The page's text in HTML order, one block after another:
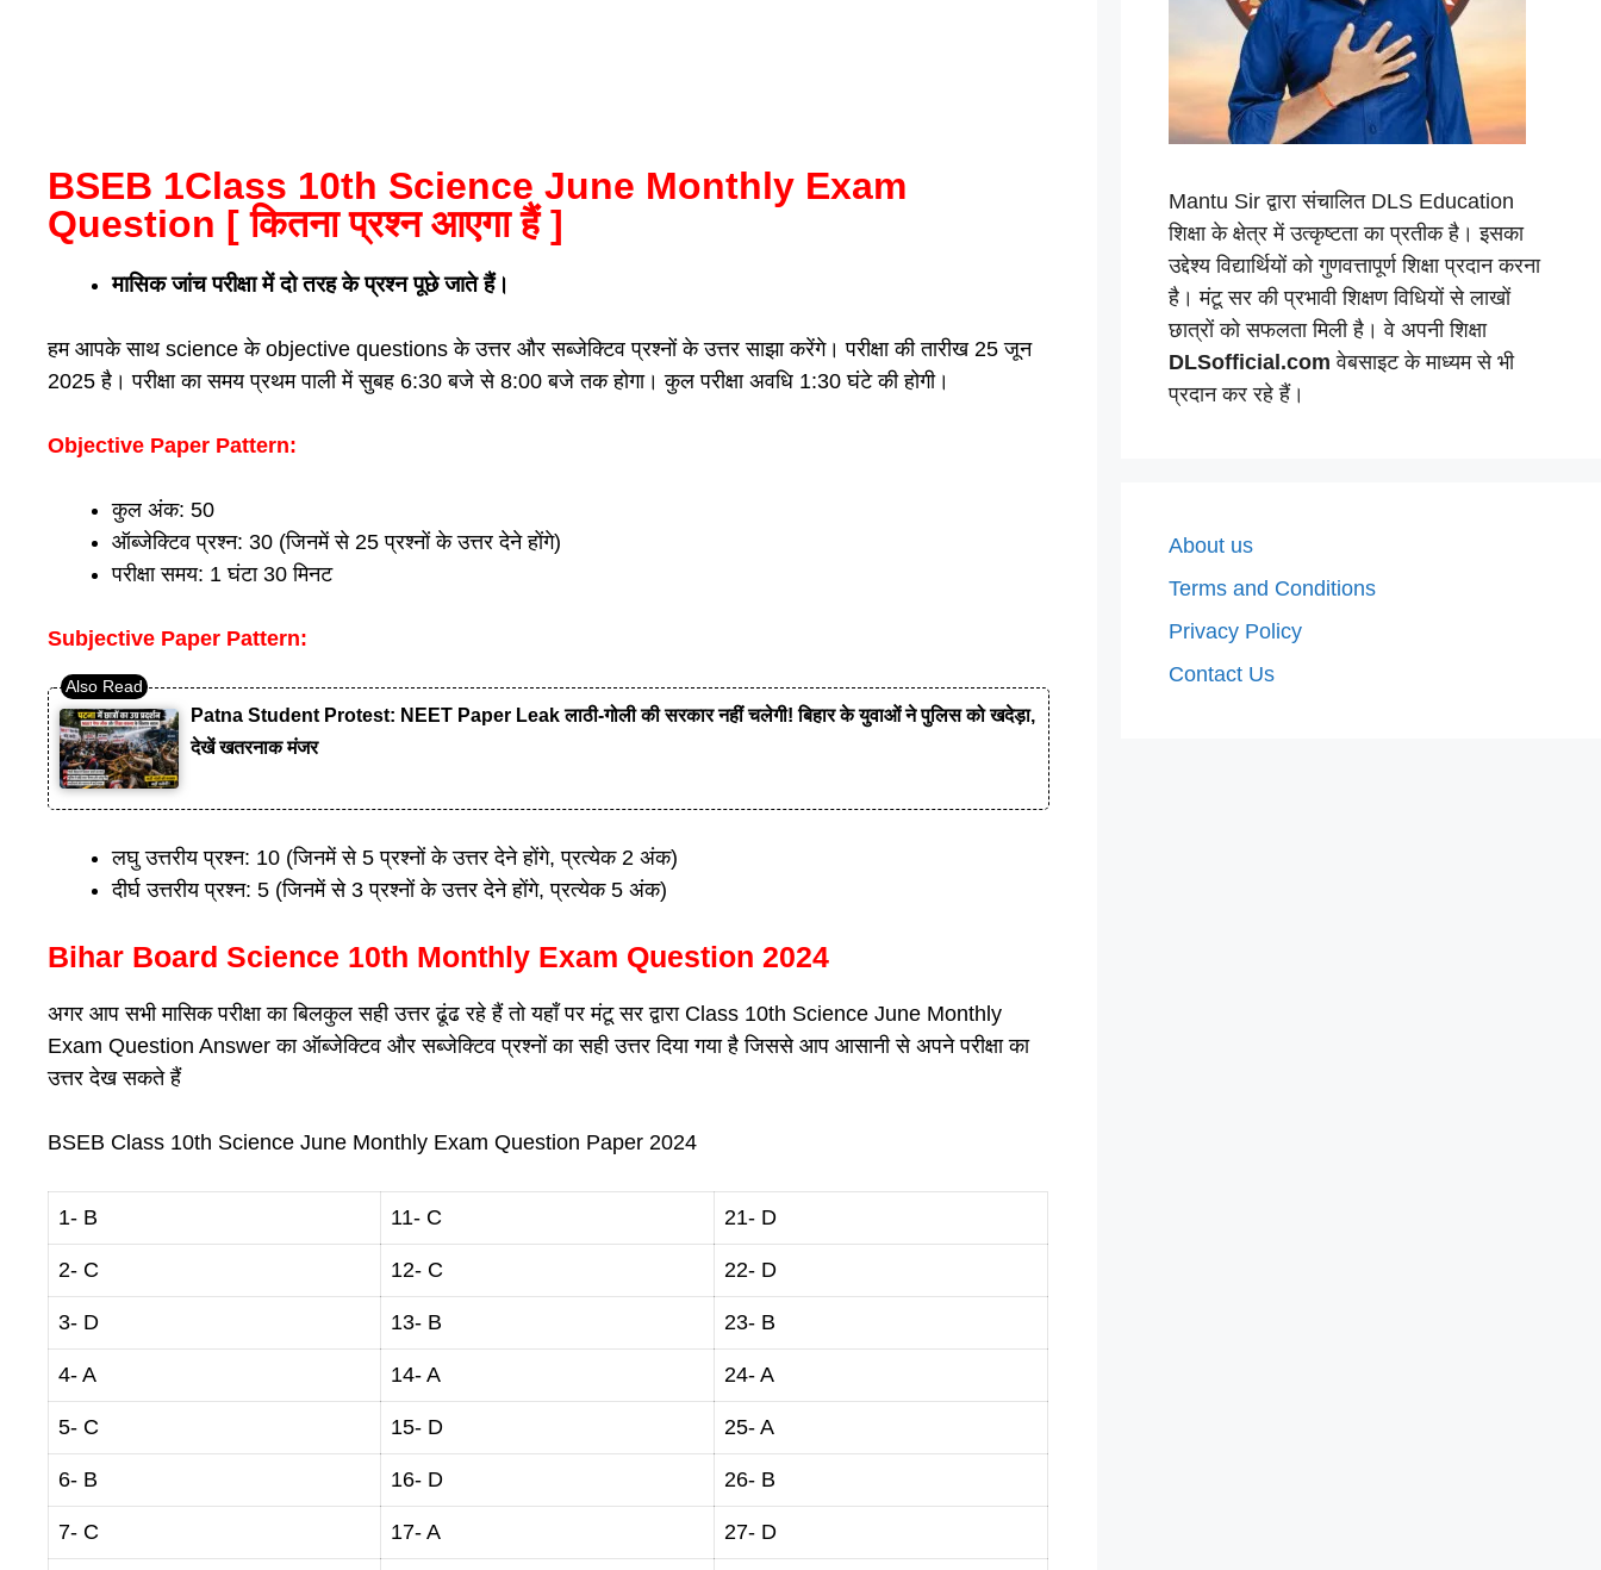
BSEB 1Class 10th Science June Monthly Exam
Question [ कितना प्रश्न आएगा हैं ]
मासिक जांच परीक्षा में दो तरह के प्रश्न पूछे जाते हैं।
हम आपके साथ science के objective questions के उत्तर और सब्जेक्टिव प्रश्नों के उत्तर साझा करेंगे। परीक्षा की तारीख 25 जून
2025 है। परीक्षा का समय प्रथम पाली में सुबह 6:30 बजे से 8:00 बजे तक होगा। कुल परीक्षा अवधि 1:30 घंटे की होगी।
Objective Paper Pattern:
कुल अंक: 50
ऑब्जेक्टिव प्रश्न: 30 (जिनमें से 25 प्रश्नों के उत्तर देने होंगे)
परीक्षा समय: 1 घंटा 30 मिनट
Subjective Paper Pattern:
Patna Student Protest: NEET Paper Leak लाठी-गोली की सरकार नहीं चलेगी! बिहार के युवाओं ने पुलिस को खदेड़ा,
देखें खतरनाक मंजर
लघु उत्तरीय प्रश्न: 10 (जिनमें से 5 प्रश्नों के उत्तर देने होंगे, प्रत्येक 2 अंक)
दीर्घ उत्तरीय प्रश्न: 5 (जिनमें से 3 प्रश्नों के उत्तर देने होंगे, प्रत्येक 5 अंक)
Bihar Board Science 10th Monthly Exam Question 2024
अगर आप सभी मासिक परीक्षा का बिलकुल सही उत्तर ढूंढ रहे हैं तो यहाँ पर मंटू सर द्वारा Class 10th Science June Monthly
Exam Question Answer का ऑब्जेक्टिव और सब्जेक्टिव प्रश्नों का सही उत्तर दिया गया है जिससे आप आसानी से अपने परीक्षा का
उत्तर देख सकते हैं
BSEB Class 10th Science June Monthly Exam Question Paper 2024
1- B 11- C 21- D
2- C 12- C 22- D
3- D 13- B 23- B
4- A 14- A 24- A
5- C 15- D 25- A
6- B 16- D 26- B
7- C 17- A 27- D
Mantu Sir द्वारा संचालित DLS Education
शिक्षा के क्षेत्र में उत्कृष्टता का प्रतीक है। इसका
उद्देश्य विद्यार्थियों को गुणवत्तापूर्ण शिक्षा प्रदान करना
है। मंटू सर की प्रभावी शिक्षण विधियों से लाखों
छात्रों को सफलता मिली है। वे अपनी शिक्षा
DLSofficial.com वेबसाइट के माध्यम से भी
प्रदान कर रहे हैं।
About us
Terms and Conditions
Privacy Policy
Contact Us